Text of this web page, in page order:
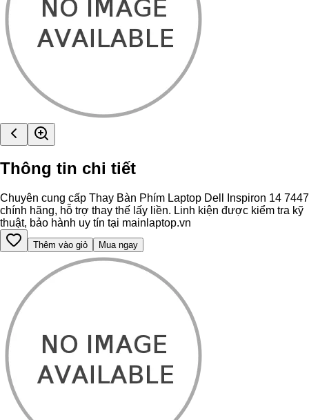
Thông tin chi tiết
Chuyên cung cấp Thay Bàn Phím Laptop Dell Inspiron 14 7447
chính hãng, hỗ trợ thay thế lấy liền. Linh kiện được kiểm tra kỹ
thuật, bảo hành uy tín tại mainlaptop.vn
Thêm vào giỏ Mua ngay